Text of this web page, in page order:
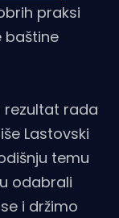
praksi
baštine
rezultat rada
Lastovski
temu
odabrali
i držimo